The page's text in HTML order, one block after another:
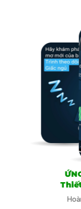
viên cần thuộc
App tập thể thao
luyện tập thể thao,
lượng tiêu thụ
sẽ khác nhau tùy
App đo nhịp tim:
mạch vào bất cứ
với số liệu chuẩn
tình trạng bình
App theo dõi
bệnh viện, con
lượng glucose,
thông minh, tải
như hoạt động, bữa
App theo dõi